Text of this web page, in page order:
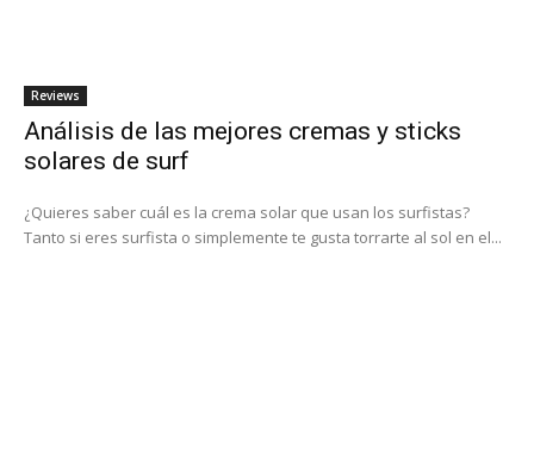
Reviews
Análisis de las mejores cremas y sticks
solares de surf
¿Quieres saber cuál es la crema solar que usan los surfistas?
Tanto si eres surfista o simplemente te gusta torrarte al sol en el...